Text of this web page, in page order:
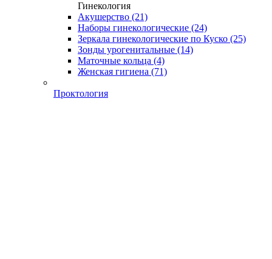
Гинекология
Акушерство (21)
Наборы гинекологические (24)
Зеркала гинекологические по Куско (25)
Зонды урогенитальные (14)
Маточные кольца (4)
Женская гигиена (71)
Проктология